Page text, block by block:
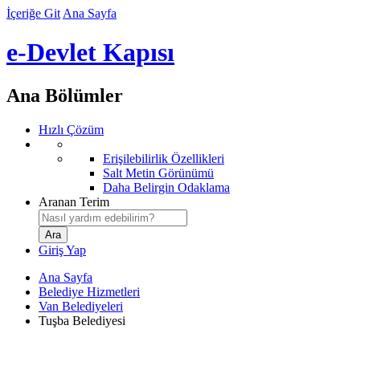
İçeriğe Git Ana Sayfa
e-Devlet Kapısı
Ana Bölümler
Hızlı Çözüm
Erişilebilirlik Özellikleri
Salt Metin Görünümü
Daha Belirgin Odaklama
Aranan Terim
Giriş Yap
Ana Sayfa
Belediye Hizmetleri
Van Belediyeleri
Tuşba Belediyesi